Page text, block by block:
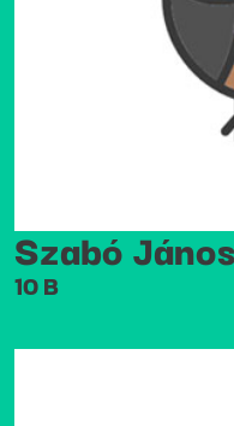
Szabó
10 B